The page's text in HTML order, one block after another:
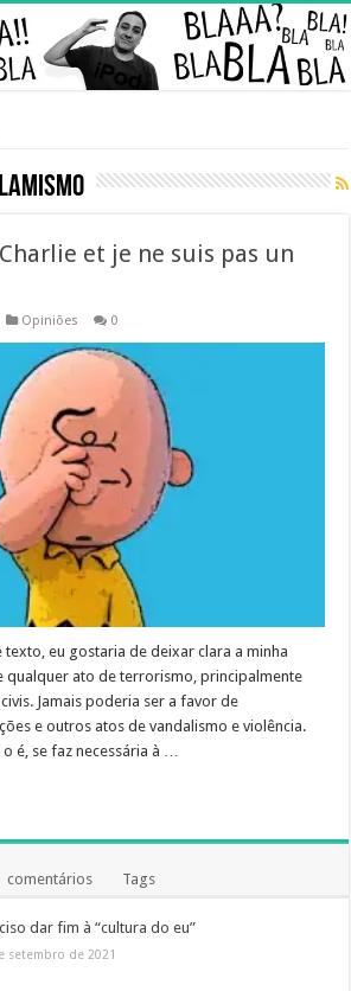
et je ne suis pas un
Opiniões 0
texto, eu gostaria de deixar clara a minha
qualquer ato de terrorismo, principalmente
Jamais poderia ser a favor de
e outros atos de vandalismo e violência.
é, se faz necessária à …
comentários Tags
dar fim à “cultura do eu”
setembro de 2021